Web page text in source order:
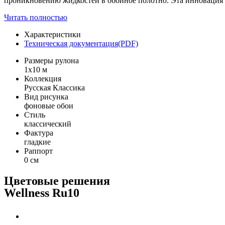
Читать полностью
Характеристики
Техническая документация(PDF)
Размеры рулона
1x10 м
Коллекция
Русская Классика
Вид рисунка
фоновые обои
Стиль
классический
Фактура
гладкие
Раппорт
0 см
Цветовые решения
Wellness Ru10